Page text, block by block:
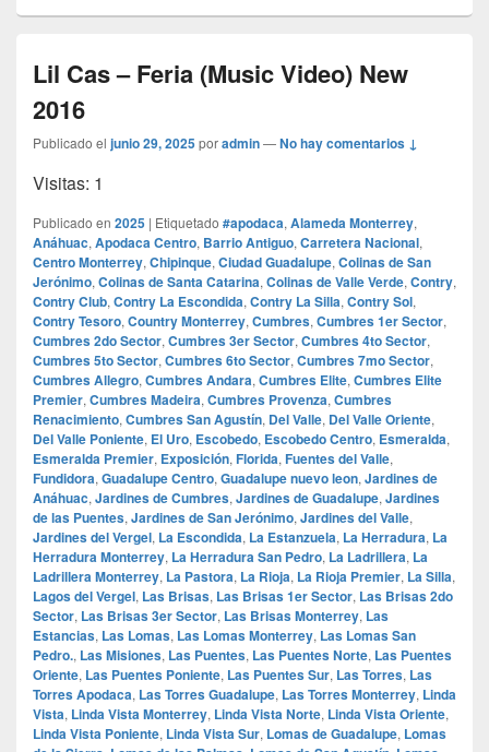
Lil Cas – Feria (Music Video) New
2016
Publicado el junio 29, 2025poradmin—No hay comentarios ↓
Visitas: 1
Publicado en 2025 | Etiquetado #apodaca, Alameda Monterrey,
Anáhuac, Apodaca Centro, Barrio Antiguo, Carretera Nacional,
Centro Monterrey, Chipinque, Ciudad Guadalupe, Colinas de San
Jerónimo, Colinas de Santa Catarina, Colinas de Valle Verde, Contry,
Contry Club, Contry La Escondida, Contry La Silla, Contry Sol,
Contry Tesoro, Country Monterrey, Cumbres, Cumbres 1er Sector,
Cumbres 2do Sector, Cumbres 3er Sector, Cumbres 4to Sector,
Cumbres 5to Sector, Cumbres 6to Sector, Cumbres 7mo Sector,
Cumbres Allegro, Cumbres Andara, Cumbres Elite, Cumbres Elite
Premier, Cumbres Madeira, Cumbres Provenza, Cumbres
Renacimiento, Cumbres San Agustín, Del Valle, Del Valle Oriente,
Del Valle Poniente, El Uro, Escobedo, Escobedo Centro, Esmeralda,
Esmeralda Premier, Exposición, Florida, Fuentes del Valle,
Fundidora, Guadalupe Centro, Guadalupe nuevo leon, Jardines de
Anáhuac, Jardines de Cumbres, Jardines de Guadalupe, Jardines
de las Puentes, Jardines de San Jerónimo, Jardines del Valle,
Jardines del Vergel, La Escondida, La Estanzuela, La Herradura, La
Herradura Monterrey, La Herradura San Pedro, La Ladrillera, La
Ladrillera Monterrey, La Pastora, La Rioja, La Rioja Premier, La Silla,
Lagos del Vergel, Las Brisas, Las Brisas 1er Sector, Las Brisas 2do
Sector, Las Brisas 3er Sector, Las Brisas Monterrey, Las
Estancias, Las Lomas, Las Lomas Monterrey, Las Lomas San
Pedro., Las Misiones, Las Puentes, Las Puentes Norte, Las Puentes
Oriente, Las Puentes Poniente, Las Puentes Sur, Las Torres, Las
Torres Apodaca, Las Torres Guadalupe, Las Torres Monterrey, Linda
Vista, Linda Vista Monterrey, Linda Vista Norte, Linda Vista Oriente,
Linda Vista Poniente, Linda Vista Sur, Lomas de Guadalupe, Lomas